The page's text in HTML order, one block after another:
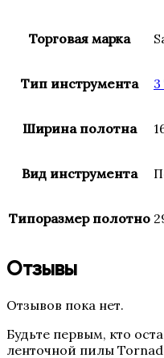
Торговая марка
Тип инструмента
Ширина полотна
Вид инструмента
Типоразмер полотно
Отзывы
Отзывов пока нет.
Будьте первым, кто
ленточной пилы